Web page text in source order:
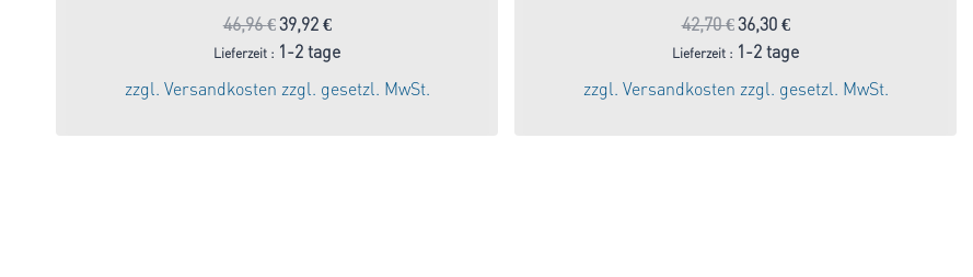
46,96€Ursprünglicher
Preis
war:
46,96 €
39,92 €Aktueller
Preis
Lieferzeit : 1-2 tage
zzgl. Versandkosten zzgl. gesetzl. MwSt.
42,70€Ursprünglicher
Preis
war:
42,70 €
36,30 €Aktueller
Preis
Lieferzeit : 1-2 tage
zzgl. Versandkosten zzgl. gesetzl. MwSt.